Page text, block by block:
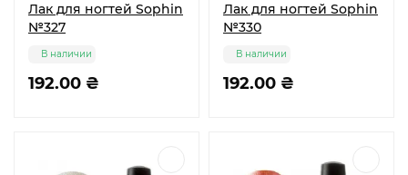
Лак для ногтей Sophin
№327
192.00 ₴
В наличии
Лак для ногтей Sophin
№330
192.00 ₴
В наличии